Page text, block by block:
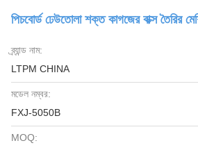
পিচবোর্ড ঢেউতোলা শক্ত কাগজের বাক্স তৈরির
ব্র্যান্ড নাম:
LTPM CHINA
মডেল নম্বর:
FXJ-5050B
MOQ: